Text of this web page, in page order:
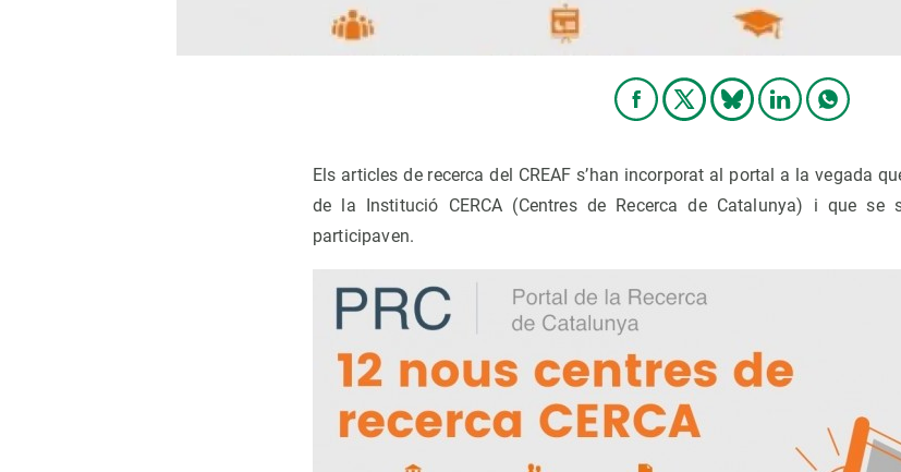
Els articles de recerca del CREAF s’han incorporat al portal a la vegada
de la Institució CERCA (Centres de Recerca de Catalunya) i que
participaven.